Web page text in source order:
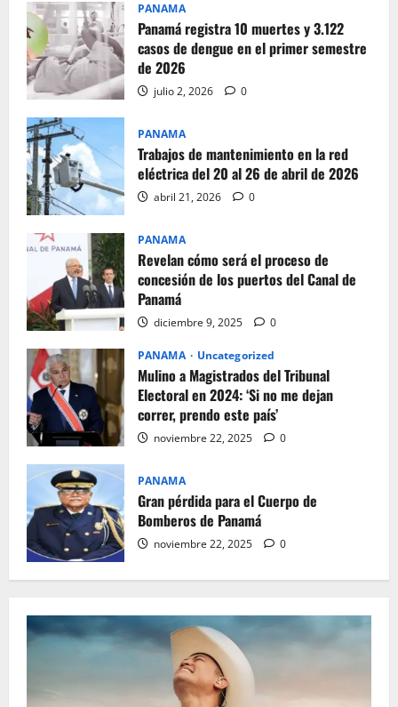
PANAMA
Panamá registra 10 muertes y 3.122
casos de dengue en el primer semestre
de 2026
julio 2, 2026 0
PANAMA
Trabajos de mantenimiento en la red
eléctrica del 20 al 26 de abril de 2026
abril 21, 2026 0
PANAMA
Revelan cómo será el proceso de
concesión de los puertos del Canal de
Panamá
diciembre 9, 2025 0
PANAMA Uncategorized
Mulino a Magistrados del Tribunal
Electoral en 2024: ‘Si no me dejan
correr, prendo este país’
noviembre 22, 2025 0
PANAMA
Gran pérdida para el Cuerpo de
Bomberos de Panamá
noviembre 22, 2025 0